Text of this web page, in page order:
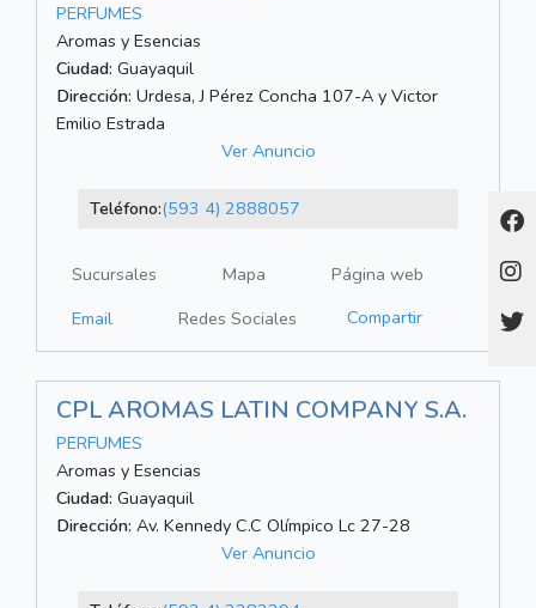
PERFUMES
Aromas y Esencias
Ciudad: Guayaquil
Dirección: Urdesa, J Pérez Concha 107-A y Victor
Emilio Estrada
Ver Anuncio
Teléfono:(593 4) 2888057
Sucursales Mapa
Página web
Email
Redes Sociales Compartir
CPL AROMAS LATIN COMPANY S.A.
PERFUMES
Aromas y Esencias
Ciudad: Guayaquil
Dirección: Av. Kennedy C.C Olímpico Lc 27-28
Ver Anuncio